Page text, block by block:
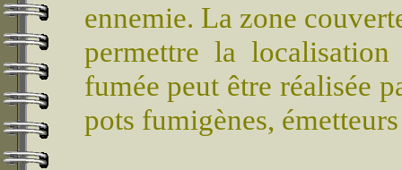
ennemie. La zone
permettre la
fumée peut être réalisée
pots fumigènes,